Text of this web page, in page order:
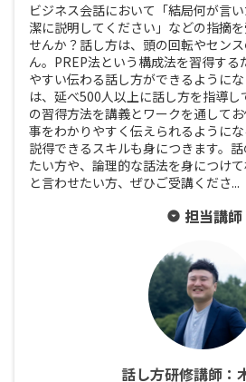
ビジネス会話において「結局何が言
潔に説明してください」などの指摘
せんか？話し方は、頭の回転やセン
ん。PREP法という構成法を習得する
やすい伝わる話し方ができるように
は、延べ500人以上に話し方を指導し
の習得方法を講義とワークを通して
事をわかりやすく伝えられるように
説得できるスキルも身につきます。
たい方や、論理的な話法を身につけて
と言わせたい方、ぜひご受講くださ...
arrow_drop_down_circle 担当講師
話し方研修講師：